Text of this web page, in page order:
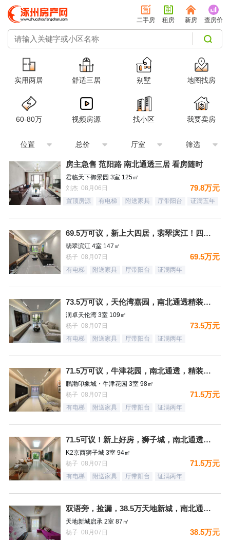
二手房 租房 新房 查房价
实用两居 舒适三居 别墅 地图找房
60-80万 视频房源 找小区 我要卖房
位置 总价 厅室 筛选
房主急售 范阳路 南北通透三居 看房随时
君临天下御景园 3室 125㎡
刘杰 08月06日
79.8万元
置顶房源 有电梯 附送家具 厅带阳台 证满五年
69.5万可议，新上大四居，翡翠滨江！四局双卫，明厨明卫，户
翡翠滨江 4室 147㎡
杨子 08月07日
69.5万元
有电梯 附送家具 厅带阳台 证满两年
73.5万可议，天伦湾嘉园，南北通透精装未住，样板间南北三居
润卓天伦湾 3室 109㎡
杨子 08月07日
73.5万元
有电梯 附送家具 厅带阳台 证满两年
71.5万可议，牛津花园，南北通透，精装未住三居，装修太哇塞
鹏渤印象城・牛津花园 3室 98㎡
杨子 08月07日
71.5万元
有电梯 附送家具 厅带阳台 证满两年
71.5可议！新上好房，狮子城，南北通透，精装满二，看房有钥
K2京西狮子城 3室 94㎡
杨子 08月07日
71.5万元
有电梯 附送家具 厅带阳台 证满两年
双语旁，捡漏，38.5万天地新城，南北通透，精装二居，满二，
天地新城启承 2室 87㎡
杨子 08月07日
38.5万元